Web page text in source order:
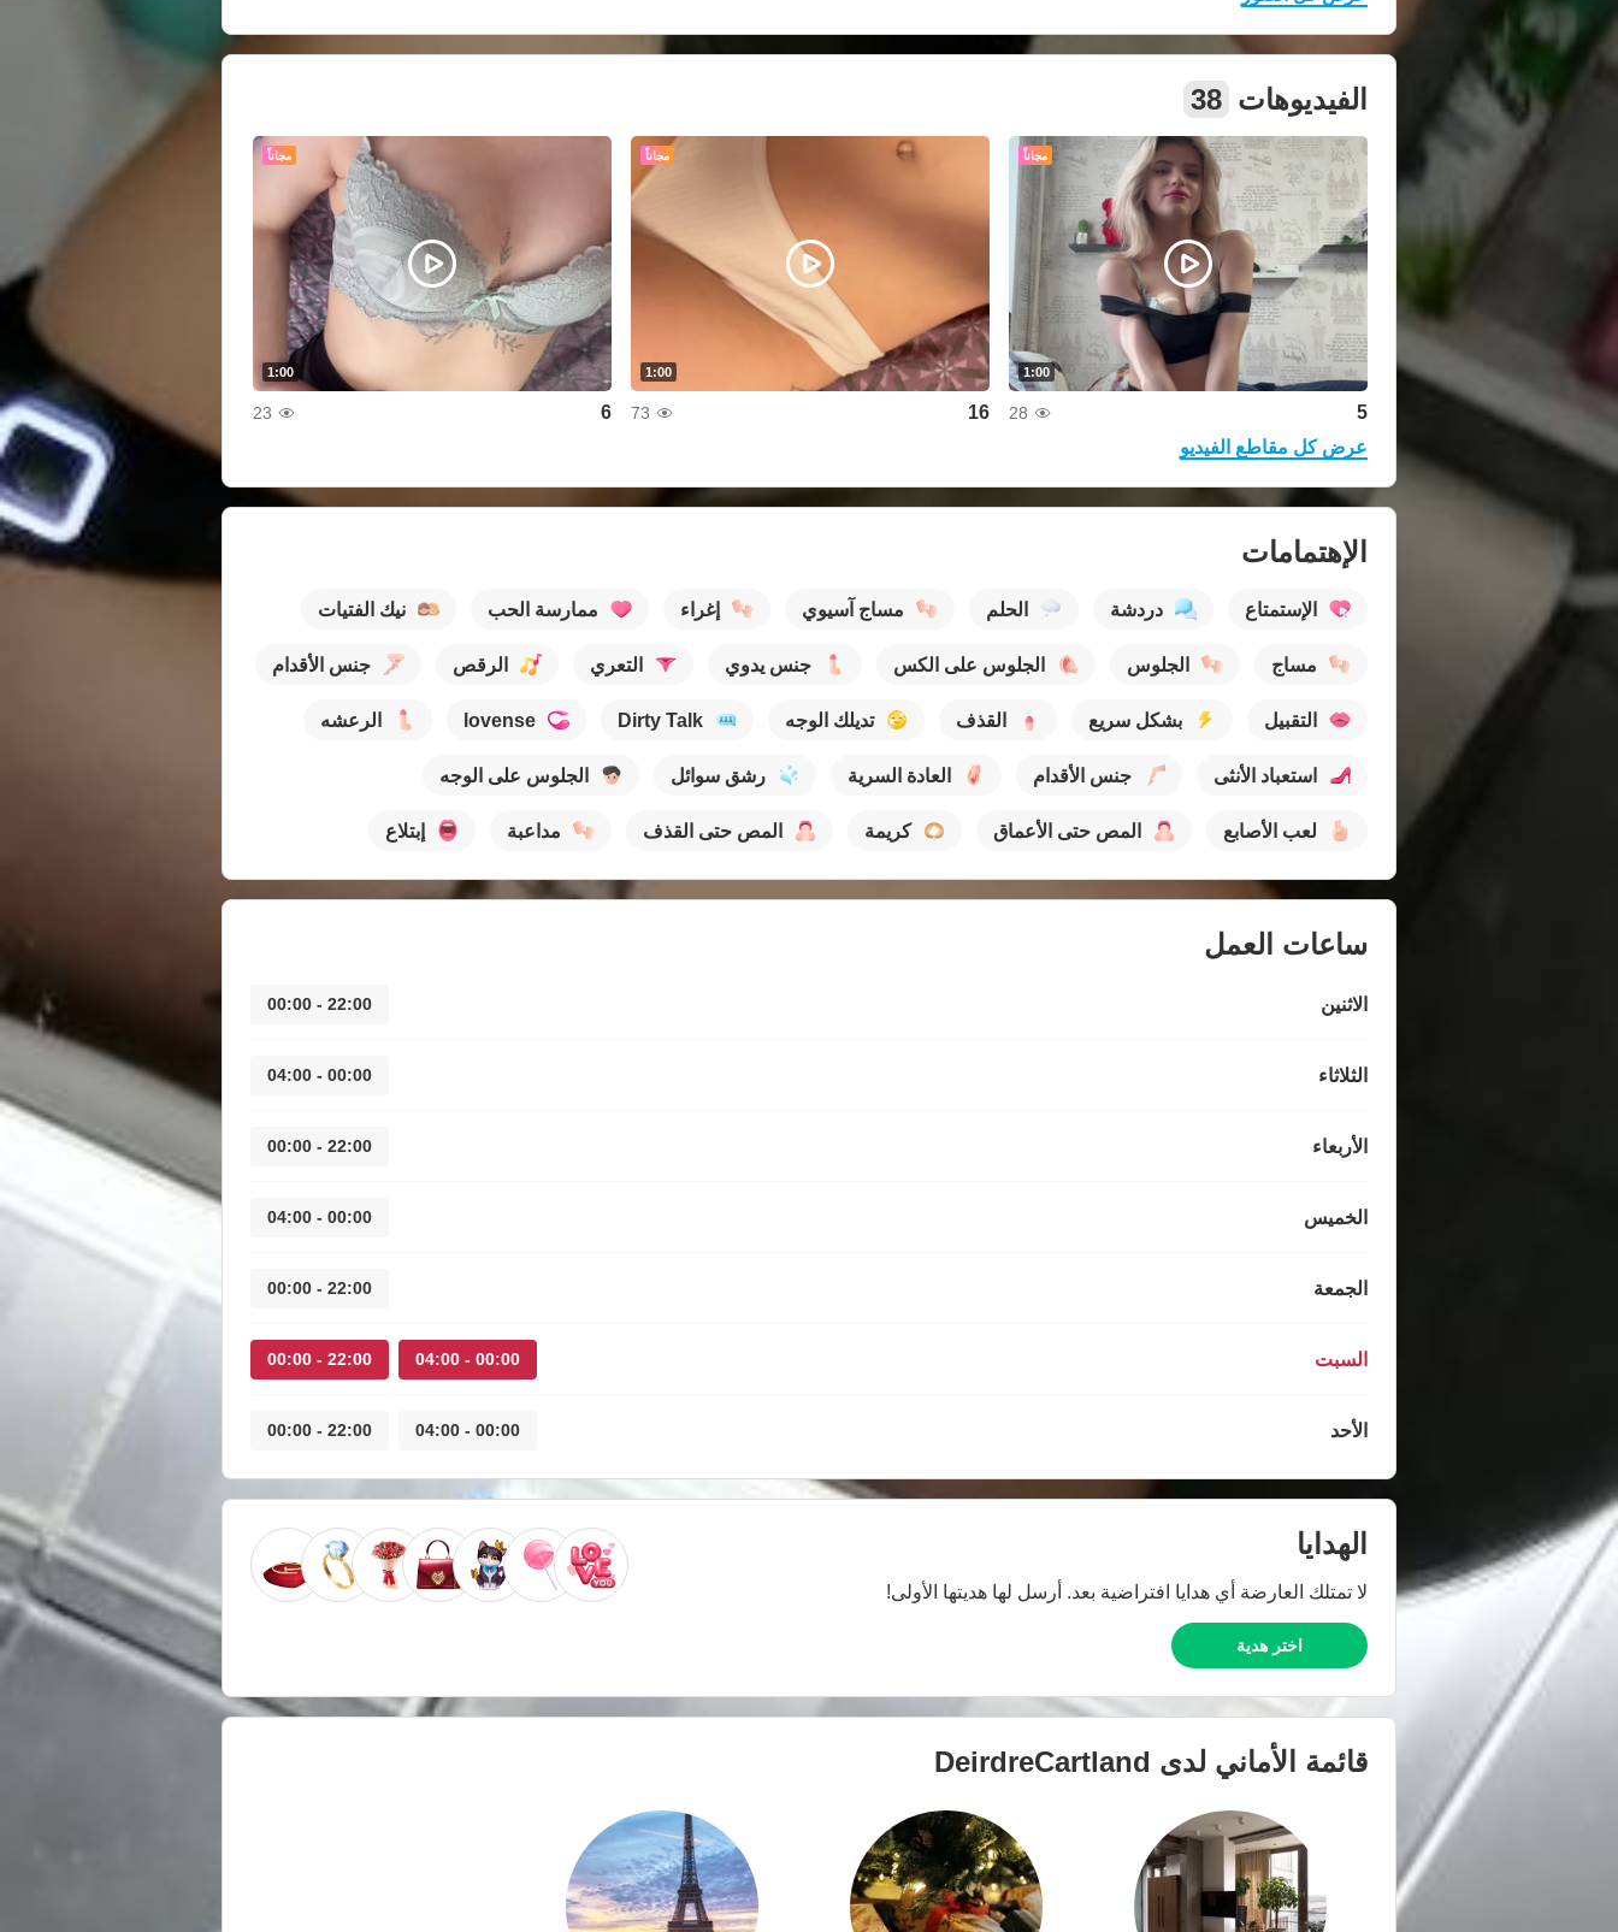
الفيديوهات 38
مجاناً
1:00
5
28
مجاناً
1:00
16
73
مجاناً
1:00
6
23
عرض كل مقاطع الفيديو
الإهتمامات
الإستمتاع دردشة الحلم مساج آسيوي إغراء ممارسة الحب نيك الفتيات
مساج الجلوس الجلوس على الكس جنس يدوي التعري الرقص جنس الأقدام
التقبيل بشكل سريع القذف تديلك الوجه Dirty Talk
lovense الرعشه
استعباد الأنثى جنس الأقدام العادة السرية رشق سوائل الجلوس على الوجه
لعب الأصابع المص حتى الأعماق كريمة المص حتى القذف مداعبة إبتلاع
ساعات العمل
الاثنين 22:00 - 00:00
الثلاثاء 00:00 - 04:00
الأربعاء 22:00 - 00:00
الخميس 00:00 - 04:00
الجمعة 22:00 - 00:00
السبت 00:00 - 04:00
22:00 - 00:00
الأحد 00:00 - 04:00
22:00 - 00:00
الهدايا
لا تمتلك العارضة أي هدايا افتراضية بعد. أرسل لها هديتها الأولى!
اختر هدية
قائمة الأماني لدى DeirdreCartland